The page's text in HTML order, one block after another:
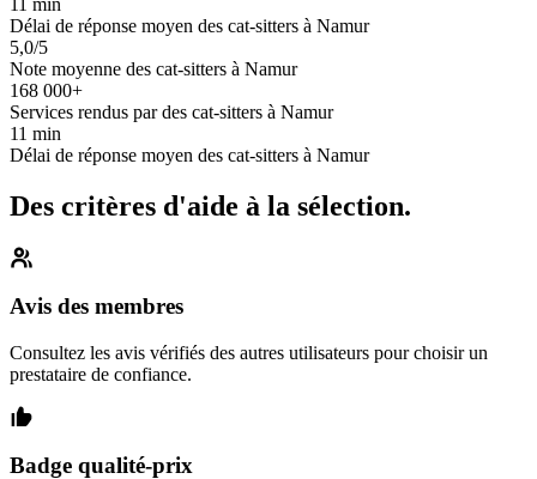
Délai de réponse moyen des cat-sitters à Namur
5,0/5
Note moyenne des cat-sitters à Namur
168 000+
Services rendus par des cat-sitters à Namur
11 min
Délai de réponse moyen des cat-sitters à Namur
Des critères d'aide à la sélection.
Avis des membres
Consultez les avis vérifiés des autres utilisateurs pour choisir un
prestataire de confiance.
Badge qualité-prix